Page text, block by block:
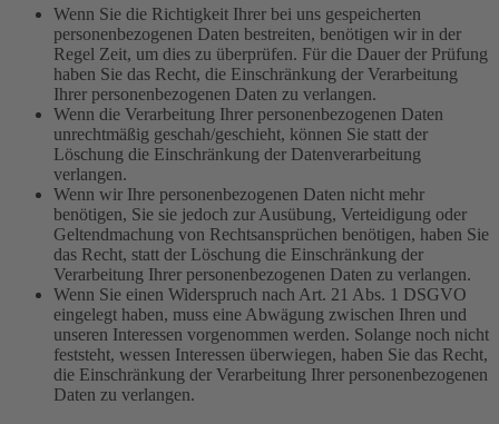
Wenn Sie die Richtigkeit Ihrer bei uns gespeicherten
personenbezogenen Daten bestreiten, benötigen wir in der
Regel Zeit, um dies zu überprüfen. Für die Dauer der Prüfung
haben Sie das Recht, die Einschränkung der Verarbeitung
Ihrer personenbezogenen Daten zu verlangen.
Wenn die Verarbeitung Ihrer personenbezogenen Daten
unrechtmäßig geschah/geschieht, können Sie statt der
Löschung die Einschränkung der Datenverarbeitung
verlangen.
Wenn wir Ihre personenbezogenen Daten nicht mehr
benötigen, Sie sie jedoch zur Ausübung, Verteidigung oder
Geltendmachung von Rechtsansprüchen benötigen, haben Sie
das Recht, statt der Löschung die Einschränkung der
Verarbeitung Ihrer personenbezogenen Daten zu verlangen.
Wenn Sie einen Widerspruch nach Art. 21 Abs. 1 DSGVO
eingelegt haben, muss eine Abwägung zwischen Ihren und
unseren Interessen vorgenommen werden. Solange noch nicht
feststeht, wessen Interessen überwiegen, haben Sie das Recht,
die Einschränkung der Verarbeitung Ihrer personenbezogenen
Daten zu verlangen.